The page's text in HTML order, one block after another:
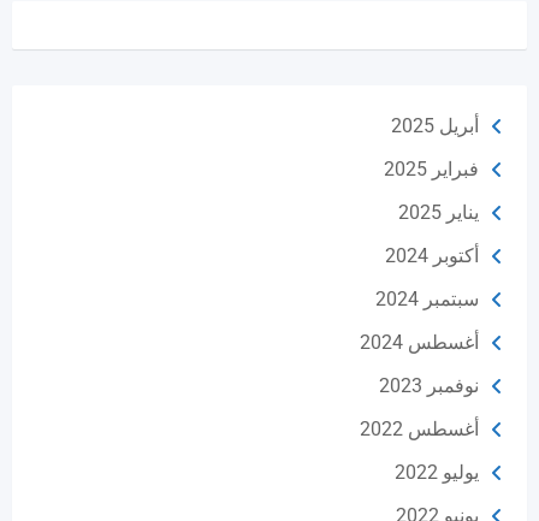
أبريل 2025
فبراير 2025
يناير 2025
أكتوبر 2024
سبتمبر 2024
أغسطس 2024
نوفمبر 2023
أغسطس 2022
يوليو 2022
يونيو 2022